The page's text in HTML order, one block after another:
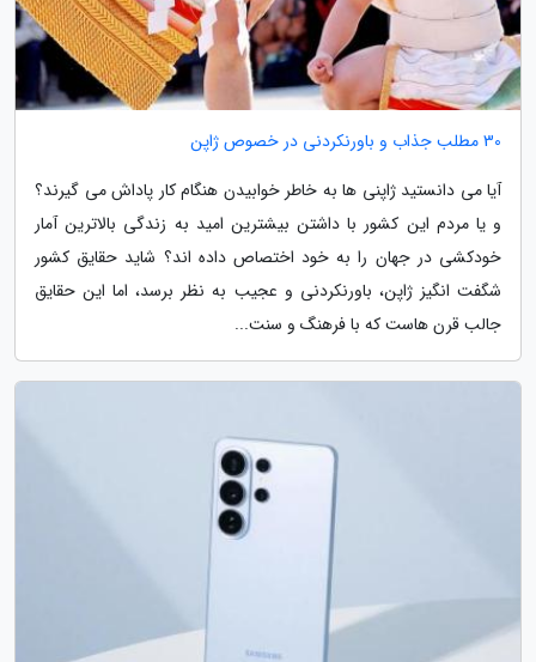
30 مطلب جذاب و باورنکردنی در خصوص ژاپن
آیا می دانستید ژاپنی ها به خاطر خوابیدن هنگام کار پاداش می گیرند؟
و یا مردم این کشور با داشتن بیشترین امید به زندگی بالاترین آمار
خودکشی در جهان را به خود اختصاص داده اند؟ شاید حقایق کشور
شگفت انگیز ژاپن، باورنکردنی و عجیب به نظر برسد، اما این حقایق
جالب قرن هاست که با فرهنگ و سنت...